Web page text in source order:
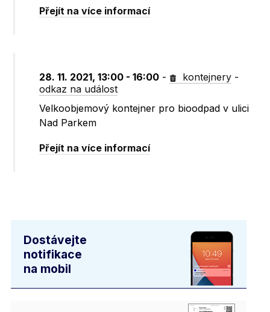
Přejít na více informací
28. 11. 2021, 13:00 - 16:00 - kontejnery -
odkaz na událost
Velkoobjemový kontejner pro bioodpad v ulici
Nad Parkem
Přejít na více informací
Dostávejte
notifikace
na mobil